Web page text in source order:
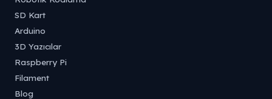
SD Kart
Arduino
3D Yazıcılar
Raspberry Pi
Filament
Blog